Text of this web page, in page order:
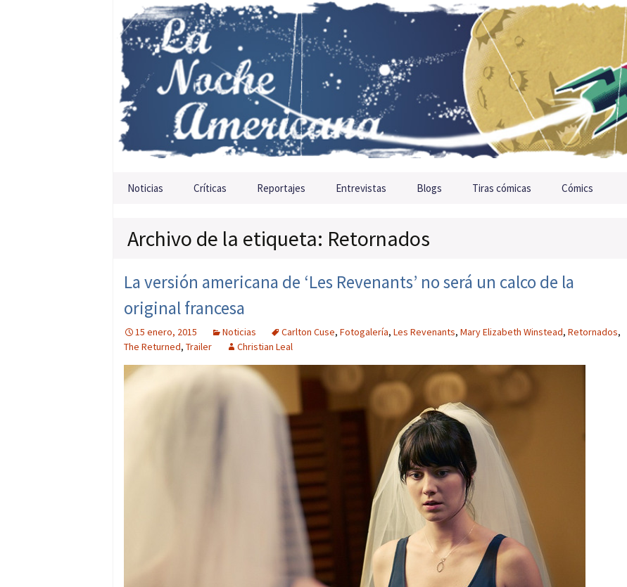
Saltar al contenido
Noticias Críticas Reportajes Entrevistas Blogs Tiras cómicas Cómics
Archivo de la etiqueta: Retornados
La versión americana de ‘Les Revenants’ no será un calco de la
original francesa
15 enero, 2015 Noticias Carlton Cuse, Fotogalería, Les Revenants, Mary Elizabeth Winstead, Retornados,
The Returned, Trailer Christian Leal